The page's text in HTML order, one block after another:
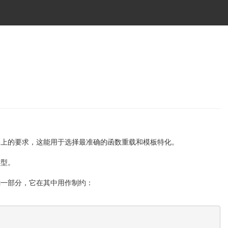
的要求，这能用于选择最准确的函数重载和模板特化。
。
部分，它在其中用作制约：